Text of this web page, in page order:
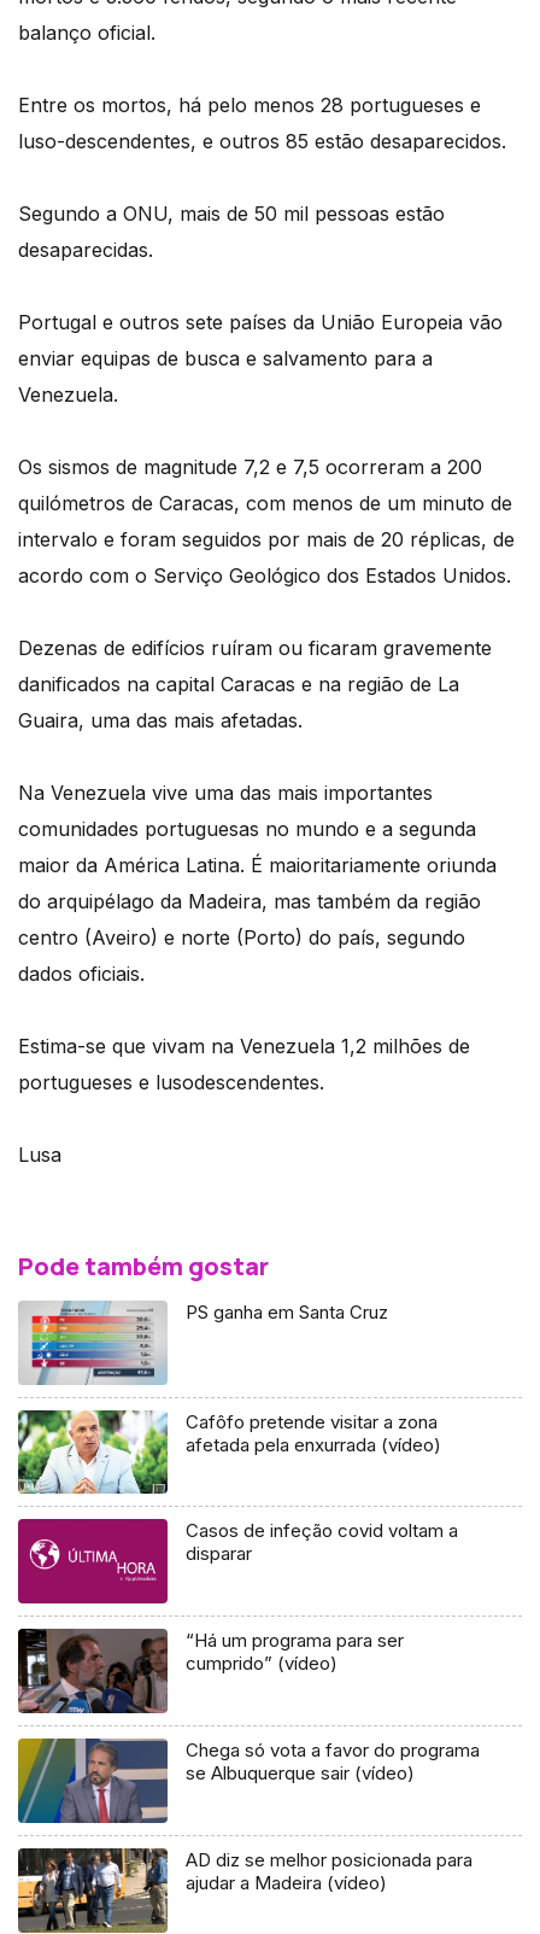
balanço oficial.
Entre os mortos, há pelo menos 28 portugueses e
luso-descendentes, e outros 85 estão desaparecidos.
Segundo a ONU, mais de 50 mil pessoas estão
desaparecidas.
Portugal e outros sete países da União Europeia vão
enviar equipas de busca e salvamento para a
Venezuela.
Os sismos de magnitude 7,2 e 7,5 ocorreram a 200
quilómetros de Caracas, com menos de um minuto de
intervalo e foram seguidos por mais de 20 réplicas, de
acordo com o Serviço Geológico dos Estados Unidos.
Dezenas de edifícios ruíram ou ficaram gravemente
danificados na capital Caracas e na região de La
Guaira, uma das mais afetadas.
Na Venezuela vive uma das mais importantes
comunidades portuguesas no mundo e a segunda
maior da América Latina. É maioritariamente oriunda
do arquipélago da Madeira, mas também da região
centro (Aveiro) e norte (Porto) do país, segundo
dados oficiais.
Estima-se que vivam na Venezuela 1,2 milhões de
portugueses e lusodescendentes.
Lusa
Pode também gostar
PS ganha em Santa Cruz
Cafôfo pretende visitar a zona
afetada pela enxurrada (vídeo)
Casos de infeção covid voltam a
disparar
“Há um programa para ser
cumprido” (vídeo)
Chega só vota a favor do programa
se Albuquerque sair (vídeo)
AD diz se melhor posicionada para
ajudar a Madeira (vídeo)